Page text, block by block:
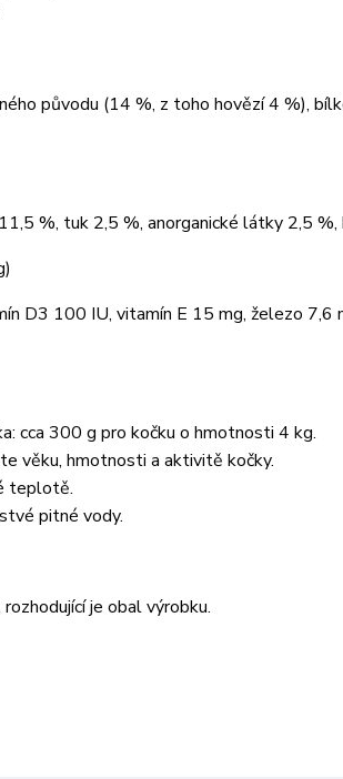
původu (14 %, z toho hovězí 4 %),
%, tuk 2,5 %, anorganické látky 2,5
D3 100 IU, vitamín E 15 mg, železo 7,6
cca 300 g pro kočku o hmotnosti 4 kg.
věku, hmotnosti a aktivitě kočky.
teplotě.
pitné vody.
je obal výrobku.